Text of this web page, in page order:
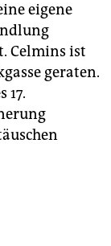
eigene
Celmins ist
geraten.
17.